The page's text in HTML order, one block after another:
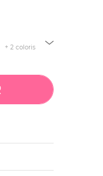
+ 2 coloris